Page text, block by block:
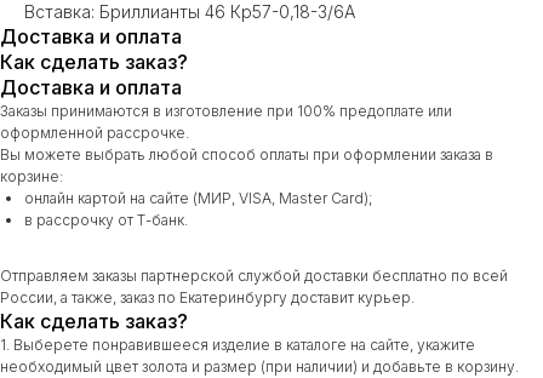
Вставка: Бриллианты 46 Кр57-0,18-3/6А
Доставка и оплата
Как сделать заказ?
Доставка и оплата
Заказы принимаются в изготовление при 100% предоплате или
оформленной рассрочке.
Вы можете выбрать любой способ оплаты при оформлении заказа в
корзине:
онлайн картой на сайте (МИР, VISA, Master Card);
в рассрочку от Т-банк.
Отправляем заказы партнерской службой доставки бесплатно по всей
России, а также, заказ по Екатеринбургу доставит курьер.
Как сделать заказ?
1. Выберете понравившееся изделие в каталоге на сайте, укажите
необходимый цвет золота и размер (при наличии) и добавьте в корзину.